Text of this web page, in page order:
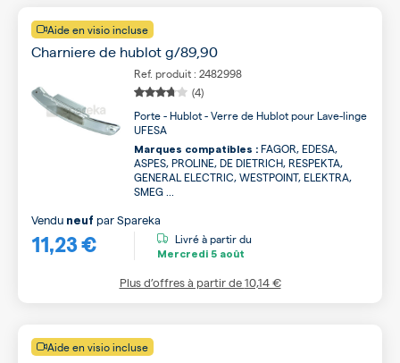
Aide en visio incluse
Charniere de hublot g/89,90
Ref. produit : 2482998
(4)
Porte - Hublot - Verre de Hublot pour Lave-linge
UFESA
Marques compatibles : FAGOR, EDESA,
ASPES, PROLINE, DE DIETRICH, RESPEKTA,
GENERAL ELECTRIC, WESTPOINT, ELEKTRA,
SMEG ...
11,23 €
Vendu neuf parSpareka
Livré à partir du
Mercredi 5 août
Plus d’offres à partir de10,14 €
Aide en visio incluse